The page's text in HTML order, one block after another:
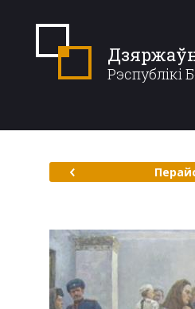
Рэспублікі